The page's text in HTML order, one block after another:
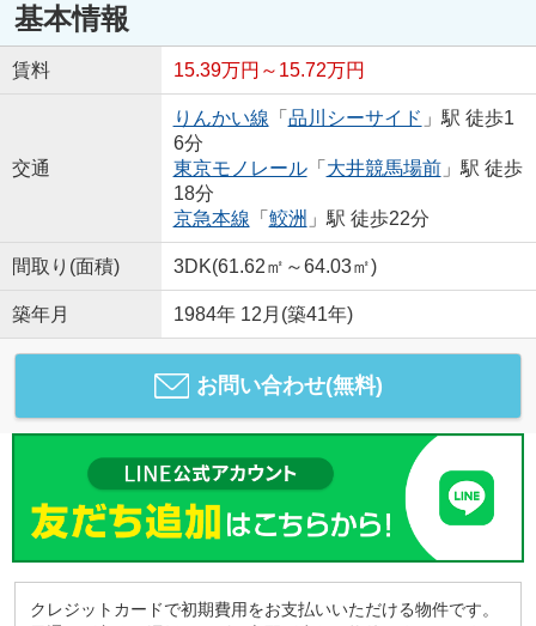
基本情報
賃料 15.39万円～15.72万円
交通
りんかい線 「 品川シーサイド 」駅 徒歩1
6分
東京モノレール「 大井競馬場前」駅 徒歩
18分
京急本線 「 鮫洲 」駅 徒歩22分
間取り(面積) 3DK(61.62㎡～64.03㎡)
築年月 1984年 12月(築41年)
お問い合わせ(無料)
クレジットカードで初期費用をお支払いいただける物件です。